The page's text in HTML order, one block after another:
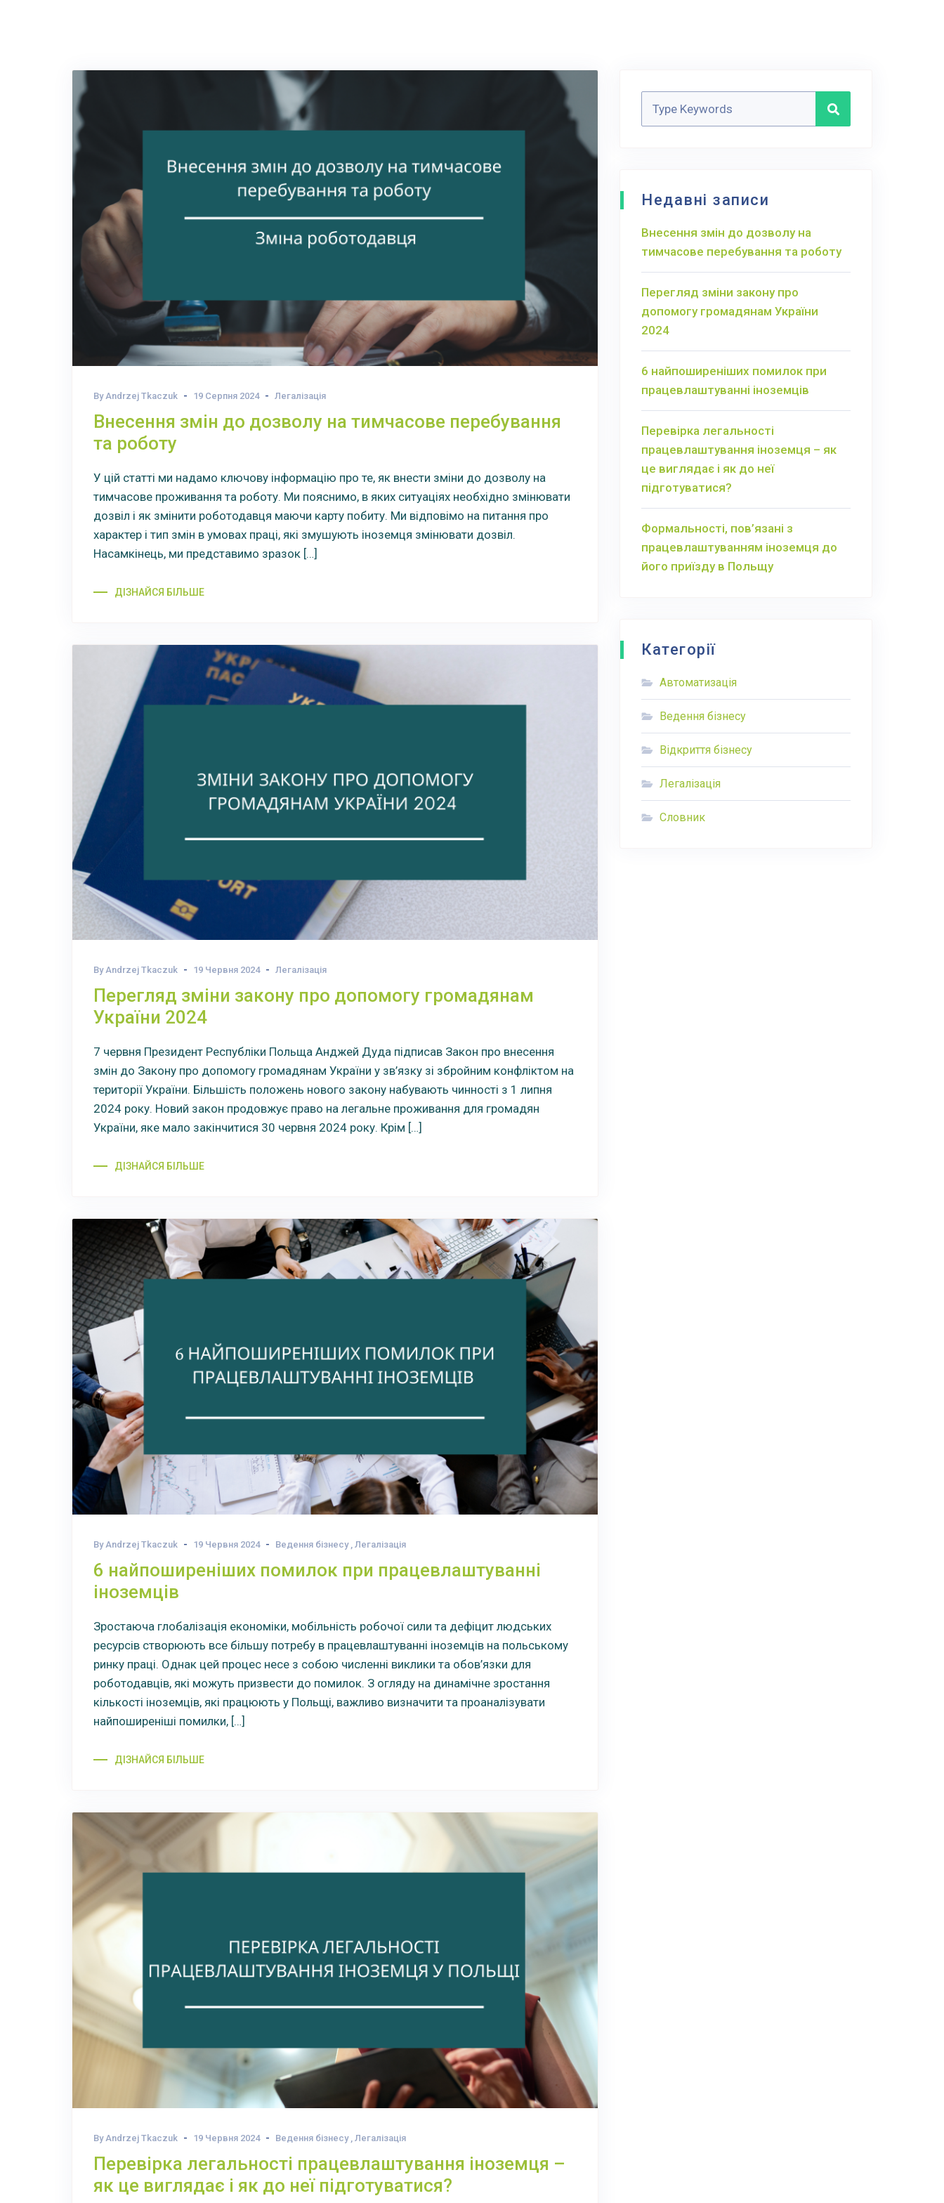
By Andrzej Tkaczuk 19 Серпня 2024 Легалізація
Внесення змін до дозволу на тимчасове перебування
та роботу
У цій статті ми надамо ключову інформацію про те, як внести зміни до дозволу на
тимчасове проживання та роботу. Ми пояснимо, в яких ситуаціях необхідно змінювати
дозвіл і як змінити роботодавця маючи карту побиту. Ми відповімо на питання про
характер і тип змін в умовах праці, які змушують іноземця змінювати дозвіл.
Насамкінець, ми представимо зразок […]
ДІЗНАЙСЯ БІЛЬШЕ
By Andrzej Tkaczuk 19 Червня 2024 Легалізація
Перегляд зміни закону про допомогу громадянам
України 2024
7 червня Президент Республіки Польща Анджей Дуда підписав Закон про внесення
змін до Закону про допомогу громадянам України у зв’язку зі збройним конфліктом на
території України. Більшість положень нового закону набувають чинності з 1 липня
2024 року. Новий закон продовжує право на легальне проживання для громадян
України, яке мало закінчитися 30 червня 2024 року. Крім […]
ДІЗНАЙСЯ БІЛЬШЕ
By Andrzej Tkaczuk 19 Червня 2024 Ведення бізнесу, Легалізація
6 найпоширеніших помилок при працевлаштуванні
іноземців
Зростаюча глобалізація економіки, мобільність робочої сили та дефіцит людських
ресурсів створюють все більшу потребу в працевлаштуванні іноземців на польському
ринку праці. Однак цей процес несе з собою численні виклики та обов’язки для
роботодавців, які можуть призвести до помилок. З огляду на динамічне зростання
кількості іноземців, які працюють у Польщі, важливо визначити та проаналізувати
найпоширеніші помилки, […]
ДІЗНАЙСЯ БІЛЬШЕ
By Andrzej Tkaczuk 19 Червня 2024 Ведення бізнесу, Легалізація
Перевірка легальності працевлаштування іноземця –
як це виглядає і як до неї підготуватися?
Недавні записи
Внесення змін до дозволу на
тимчасове перебування та роботу
Перегляд зміни закону про
допомогу громадянам України
2024
6 найпоширеніших помилок при
працевлаштуванні іноземців
Перевірка легальності
працевлаштування іноземця – як
це виглядає і як до неї
підготуватися?
Формальності, пов’язані з
працевлаштуванням іноземця до
його приїзду в Польщу
Категорії
Автоматизація
Ведення бізнесу
Відкриття бізнесу
Легалізація
Словник